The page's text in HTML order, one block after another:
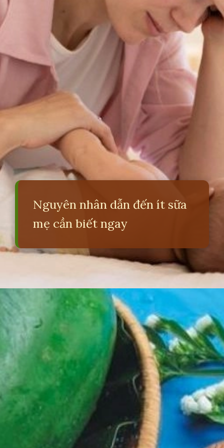
Nguyên nhân dẫn đến ít sữa
mẹ cần biết ngay
Đang mở